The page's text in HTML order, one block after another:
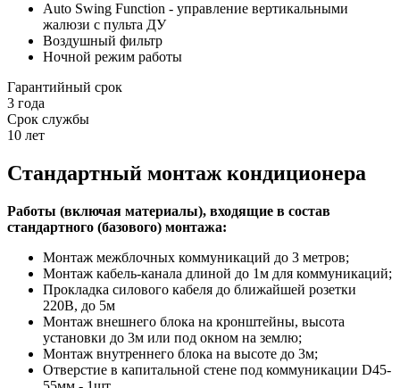
Auto Swing Function - управление вертикальными
жалюзи с пульта ДУ
Воздушный фильтр
Ночной режим работы
Гарантийный срок
3 года
Срок службы
10 лет
Стандартный монтаж кондиционера
Работы (включая материалы), входящие в состав
стандартного (базового) монтажа:
Монтаж межблочных коммуникаций до 3 метров;
Монтаж кабель-канала длиной до 1м для коммуникаций;
Прокладка силового кабеля до ближайшей розетки
220В, до 5м
Монтаж внешнего блока на кронштейны, высота
установки до 3м или под окном на землю;
Монтаж внутреннего блока на высоте до 3м;
Отверстие в капитальной стене под коммуникации D45-